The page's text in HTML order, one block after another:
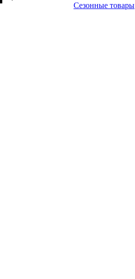
Сезонные товары